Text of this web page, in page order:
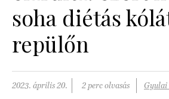
PÁRKAPCSOLAT
soha diétás
repülőn
2023. április 20. 2 perc olvasás Gyulai